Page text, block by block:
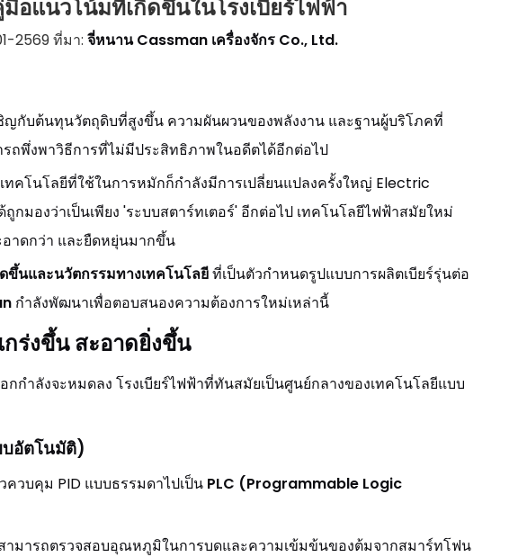
อแนวโน้มที่เกิดขึ้นในโรงเบียร์ไฟฟ้า
2569 ที่มา: จี่หนาน Cassman เครื่องจักร Co., Ltd.
ญกับต้นทุนวัตถุดิบที่สูงขึ้น ความผันผวนของพลังงาน และฐานผู้บริโภคที่
ถพึ่งพาวิธีการที่ไม่มีประสิทธิภาพในอดีตได้อีกต่อไป
คโนโลยีที่ใช้ในการหมักก็กำลังมีการเปลี่ยนแปลงครั้งใหญ่ Electric
กมองว่าเป็นเพียง 'ระบบสตาร์ทเตอร์' อีกต่อไป เทคโนโลยีไฟฟ้าสมัยใหม่
าดกว่า และยืดหยุ่นมากขึ้น
ขึ้นและนวัตกรรมทางเทคโนโลยีที่เป็นตัวกำหนดรูปแบบการผลิตเบียร์รุ่นต่อ
กำลังพัฒนาเพื่อตอบสนองความต้องการใหม่เหล่านี้
ร่งขึ้น สะอาดยิ่งขึ้น
ำลังจะหมดลง โรงเบียร์ไฟฟ้าที่ทันสมัยเป็นศูนย์กลางของเทคโนโลยีแบบ
บอัตโนมัติ)
วบคุม PID แบบธรรมดาไปเป็น PLC (Programmable Logic
ามารถตรวจสอบอุณหภูมิในการบดและความเข้มข้นของต้มจากสมาร์ทโฟน